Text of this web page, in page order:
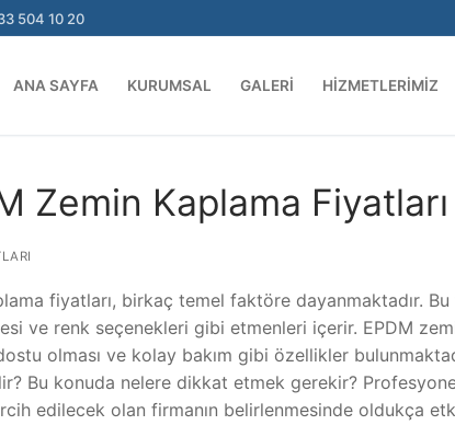
504 10 20
ANA SAYFA KURUMSAL GALERI HIZMETLERIMIZ
Zemin Kaplama Fiyatları
fiyatları, birkaç temel faktöre dayanmaktadır.
ve renk seçenekleri gibi etmenleri içerir. EPDM
olması ve kolay bakım gibi özellikler
Bu konuda nelere dikkat etmek gerekir?
edilecek olan firmanın belirlenmesinde oldukça